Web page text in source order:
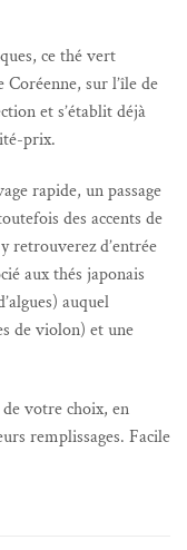
ce thé vert
sur l’île de
et s’établit déjà
prix.
rapide, un passage
des accents de
retrouverez d’entrée
aux thés japonais
auquel
de violon) et une
votre choix, en
remplissages. Facile